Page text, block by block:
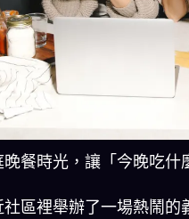
晚餐時光，讓「今晚吃什
社區裡舉辦了一場熱鬧的